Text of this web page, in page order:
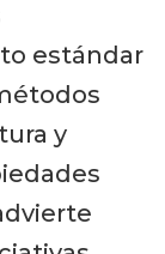
estándar
y